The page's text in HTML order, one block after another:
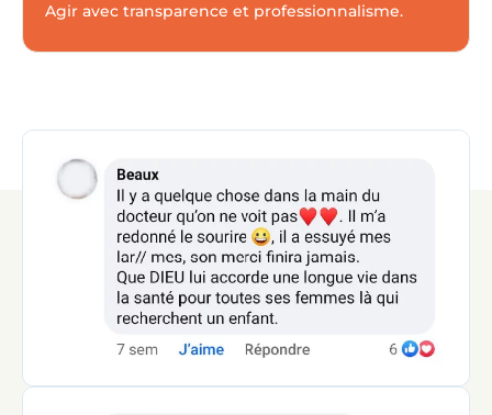
Agir avec transparence et professionnalisme.